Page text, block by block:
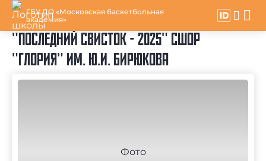
ГБУ ДО «Московская баскетбольная
академия»
"ПОСЛЕДНИЙ СВИСТОК - 2025" СШОР
"ГЛОРИЯ" ИМ. Ю.И. БИРЮКОВА